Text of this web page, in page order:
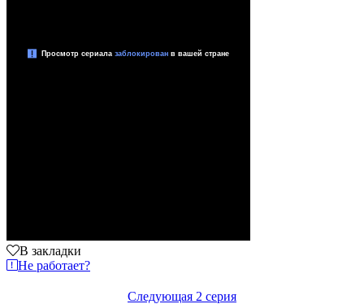
В закладки
Не работает?
Следующая 2 серия